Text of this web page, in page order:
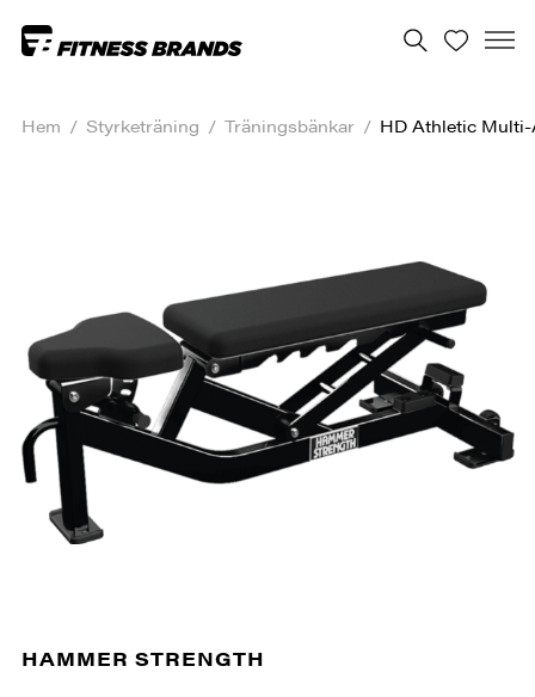
Hem / Styrketräning / Träningsbänkar / HD Athletic
HAMMER STRENGTH